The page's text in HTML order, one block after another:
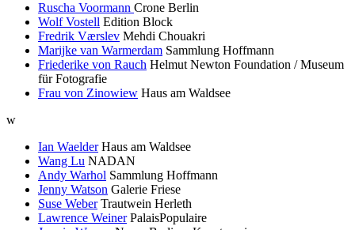
Ruscha Voormann Crone Berlin
Wolf Vostell Edition Block
Fredrik Værslev Mehdi Chouakri
Marijke van Warmerdam Sammlung Hoffmann
Friederike von Rauch Helmut Newton Foundation / Museum
für Fotografie
Frau von Zinowiew Haus am Waldsee
w
Ian Waelder Haus am Waldsee
Wang Lu NADAN
Andy Warhol Sammlung Hoffmann
Jenny Watson Galerie Friese
Suse Weber Trautwein Herleth
Lawrence Weiner PalaisPopulaire